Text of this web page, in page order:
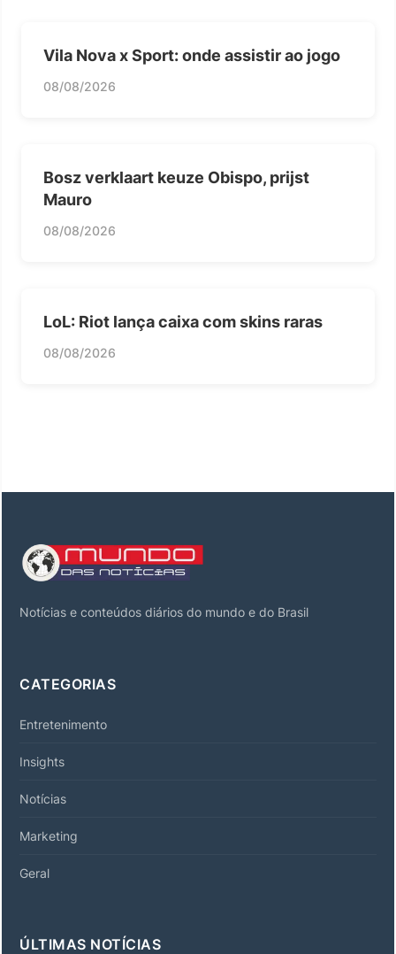
Vila Nova x Sport: onde assistir ao jogo
08/08/2026
Bosz verklaart keuze Obispo, prijst
Mauro
08/08/2026
LoL: Riot lança caixa com skins raras
08/08/2026
Notícias e conteúdos diários do mundo e do Brasil
CATEGORIAS
Entretenimento
Insights
Notícias
Marketing
Geral
ÚLTIMAS NOTÍCIAS